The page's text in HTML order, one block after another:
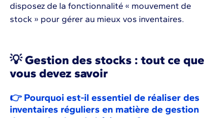
disposez de la fonctionnalité « mouvement de
stock » pour gérer au mieux vos inventaires.
💡 Gestion des stocks : tout ce que
vous devez savoir
👉 Pourquoi est-il essentiel de réaliser des
inventaires réguliers en matière de gestion